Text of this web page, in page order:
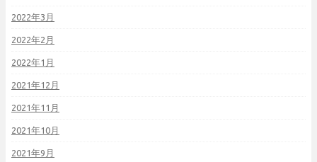
2022年3月
2022年2月
2022年1月
2021年12月
2021年11月
2021年10月
2021年9月